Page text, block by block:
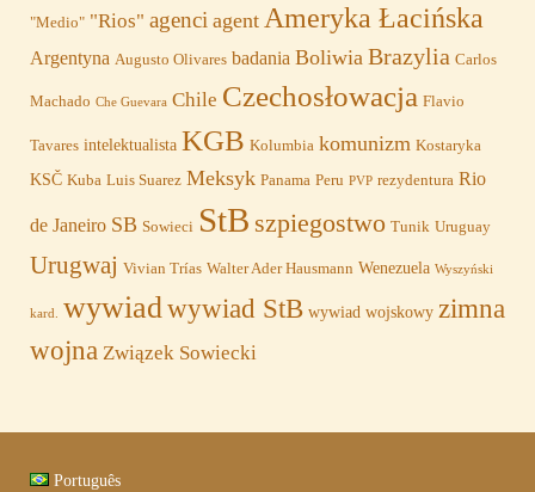
"Medio" "Rios" agenci agent Ameryka Łacińska
Argentyna Augusto Olivares badania Boliwia Brazylia Carlos
Machado Che Guevara Chile Czechosłowacja Flavio
Tavares intelektualista KGB Kolumbia komunizm Kostaryka
KSČ Kuba Luis Suarez Meksyk Panama Peru PVP rezydentura Rio
de Janeiro SB Sowieci StB szpiegostwo Tunik Uruguay
Urugwaj Vivian Trías Walter Ader Hausmann Wenezuela Wyszyński
kard. wywiadwywiad StB wywiad wojskowy zimna
wojna Związek Sowiecki
Português